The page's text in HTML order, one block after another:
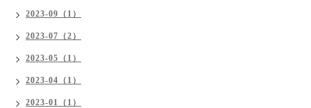
2023-09（1）
2023-07（2）
2023-05（1）
2023-04（1）
2023-01（1）